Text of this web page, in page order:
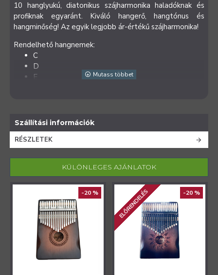
10 hanglyukú, diatonikus szájharmonika haladóknak és
profiknak egyaránt. Kiváló hangerő, hangtónus és
hangminőség! Az egyik legjobb ár-értékű szájharmonika!
Rendelhető hangnemek:
C
D
E
Bb
Szállítási információk
RÉSZLETEK
KÜLÖNLEGES AJÁNLATOK
-20 % -20 %
ELŐRENDELÉS